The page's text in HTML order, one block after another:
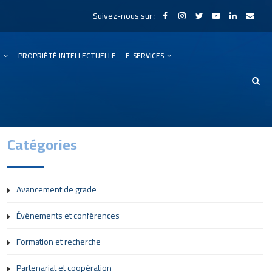
Suivez-nous sur :
PROPRIÉTÉ INTELLECTUELLE E-SERVICES
Catégories
Avancement de grade
Événements et conférences
Formation et recherche
Partenariat et coopération